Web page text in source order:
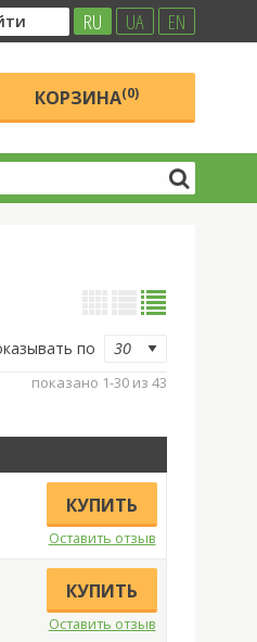
RU UA EN
КОРЗИНА(0)
по
показано 1-30 из 43
КУПИТЬ
Оставить отзыв
КУПИТЬ
Оставить отзыв